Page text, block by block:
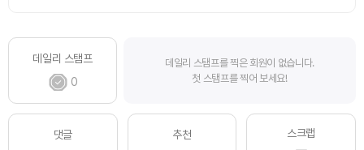
데일리 스탬프
0
데일리 스탬프를 찍은 회원이 없습니다.
첫 스탬프를 찍어 보세요!
댓글
추천
스크랩